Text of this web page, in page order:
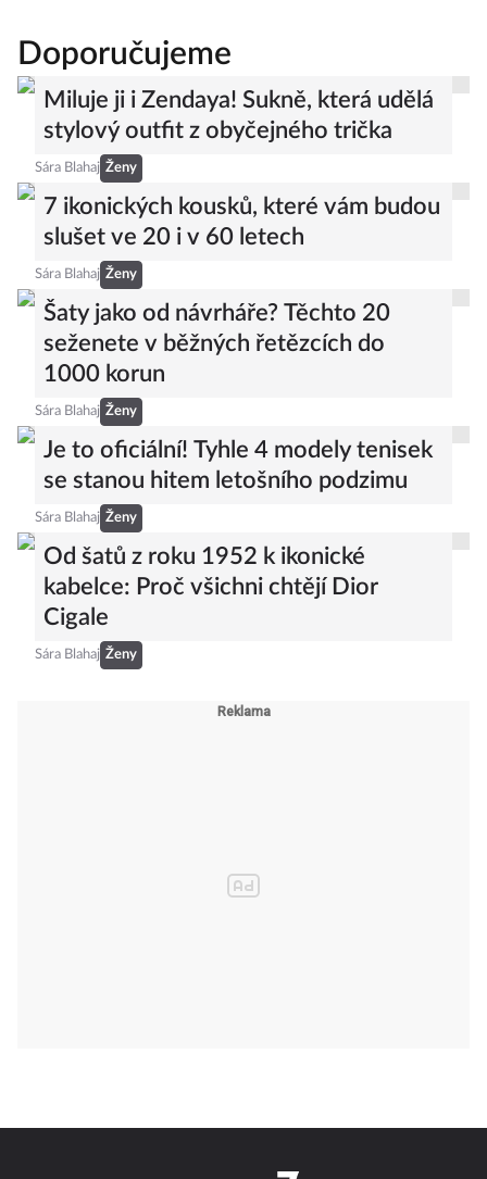
Doporučujeme
Miluje ji i Zendaya! Sukně, která udělá
stylový outfit z obyčejného trička
Sára Blahaj Ženy
7 ikonických kousků, které vám budou
slušet ve 20 i v 60 letech
Sára Blahaj Ženy
Šaty jako od návrháře? Těchto 20
seženete v běžných řetězcích do
1000 korun
Sára Blahaj Ženy
Je to oficiální! Tyhle 4 modely tenisek
se stanou hitem letošního podzimu
Sára Blahaj Ženy
Od šatů z roku 1952 k ikonické
kabelce: Proč všichni chtějí Dior
Cigale
Sára Blahaj Ženy